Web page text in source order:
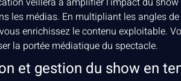
les médias. En multipliant les angles
enrichissez le contenu exploitable.
la portée médiatique du spectacle.
et gestion du show en